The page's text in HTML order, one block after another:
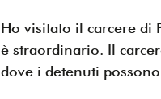
Ho visitato il carcere di
è straordinario. Il
dove i detenuti